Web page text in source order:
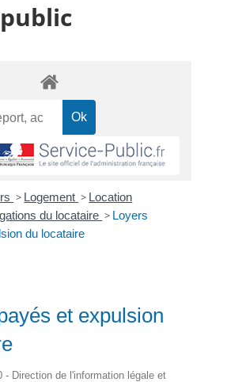
> Logement > Location
du locataire > Loyers
du locataire
et expulsion
- Direction de l'information légale et